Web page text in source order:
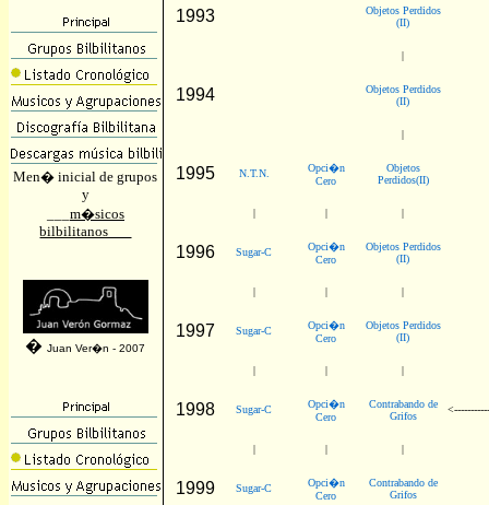
Men� inicial de grupos
y
m�sicos
bilbilitanos___
�Juan Ver�n - 2007
1993
Objetos Perdidos
(II)
|
1994
Objetos Perdidos
(II)
|
1995 N.T.N.
Opci�n
Cero
Objetos
Perdidos(II)
| | |
1996 Sugar-C
Opci�n
Cero
Objetos Perdidos
(II)
| | |
1997 Sugar-C
Opci�n
Cero
Objetos Perdidos
(II)
| | |
1998 Sugar-C
Opci�n
Cero
Contrabando de
Grifos
| | |
1999 Sugar-C
Opci�n
Cero
Contrabando de
Grifos